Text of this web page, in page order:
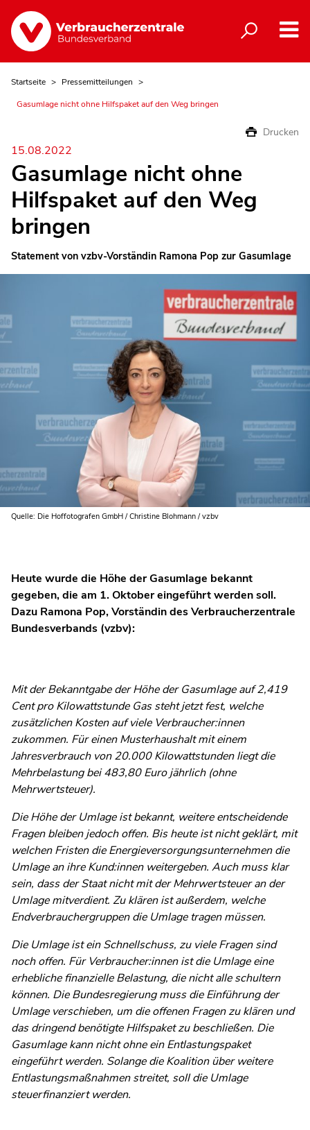
Startseite
Pressemitteilungen
Gasumlage nicht ohne Hilfspaket auf den Weg bringen
Drucken
15.08.2022
Gasumlage nicht ohne
Hilfspaket auf den Weg
bringen
Statement von vzbv-Vorständin Ramona Pop zur Gasumlage
Quelle: Die Hoffotografen GmbH / Christine Blohmann / vzbv
Heute wurde die Höhe der Gasumlage bekannt
gegeben, die am 1. Oktober eingeführt werden soll.
Dazu Ramona Pop, Vorständin des Verbraucherzentrale
Bundesverbands (vzbv):
Mit der Bekanntgabe der Höhe der Gasumlage auf 2,419
Cent pro Kilowattstunde Gas steht jetzt fest, welche
zusätzlichen Kosten auf viele Verbraucher:innen
zukommen. Für einen Musterhaushalt mit einem
Jahresverbrauch von 20.000 Kilowattstunden liegt die
Mehrbelastung bei 483,80 Euro jährlich (ohne
Mehrwertsteuer).
Die Höhe der Umlage ist bekannt, weitere entscheidende
Fragen bleiben jedoch offen. Bis heute ist nicht geklärt, mit
welchen Fristen die Energieversorgungsunternehmen die
Umlage an ihre Kund:innen weitergeben. Auch muss klar
sein, dass der Staat nicht mit der Mehrwertsteuer an der
Umlage mitverdient. Zu klären ist außerdem, welche
Endverbrauchergruppen die Umlage tragen müssen.
Die Umlage ist ein Schnellschuss, zu viele Fragen sind
noch offen. Für Verbraucher:innen ist die Umlage eine
erhebliche finanzielle Belastung, die nicht alle schultern
können. Die Bundesregierung muss die Einführung der
Umlage verschieben, um die offenen Fragen zu klären und
das dringend benötigte Hilfspaket zu beschließen. Die
Gasumlage kann nicht ohne ein Entlastungspaket
eingeführt werden. Solange die Koalition über weitere
Entlastungsmaßnahmen streitet, soll die Umlage
steuerfinanziert werden.